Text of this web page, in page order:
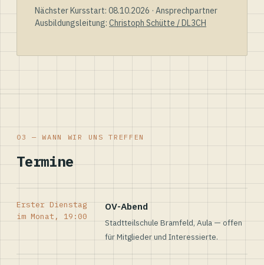
Nächster Kursstart: 08.10.2026 · Ansprechpartner
Ausbildungsleitung: Christoph Schütte / DL3CH
03 — WANN WIR UNS TREFFEN
Termine
Erster Dienstag
im Monat, 19:00
OV-Abend
Stadtteilschule Bramfeld, Aula — offen
für Mitglieder und Interessierte.